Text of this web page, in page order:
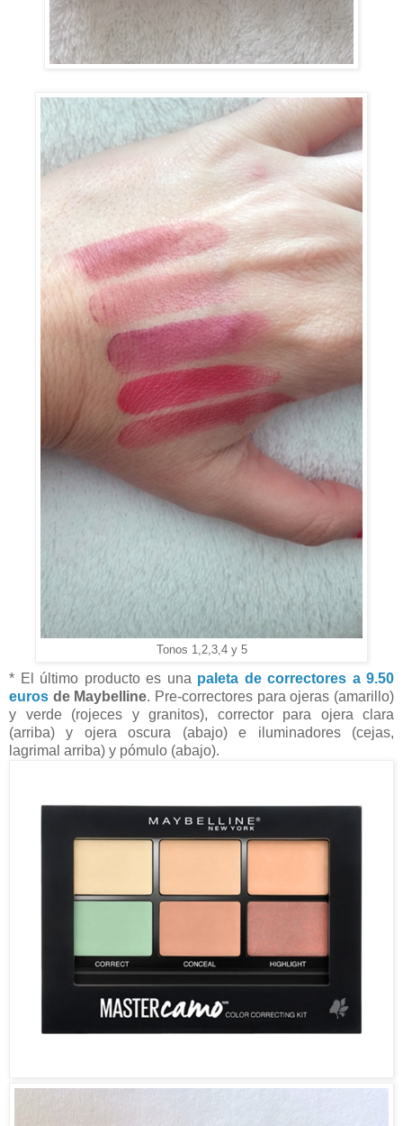
Tonos 1,2,3,4 y 5
* El último producto es una paleta de correctores a 9.50
euros de Maybelline. Pre-correctores para ojeras (amarillo)
y verde (rojeces y granitos), corrector para ojera clara
(arriba) y ojera oscura (abajo) e iluminadores (cejas,
lagrimal arriba) y pómulo (abajo).